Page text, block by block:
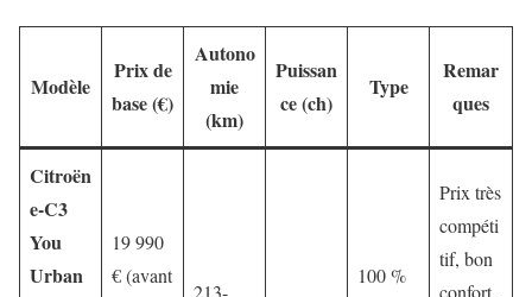
Modèle
Prix de
base (€)
Autono
mie
(km)
Puissan
ce (ch)
Type
Remar
ques
Citroën
e-C3
You
Urban
19 990
€ (avant
213-
100 %
Prix très
compéti
tif, bon
confort,